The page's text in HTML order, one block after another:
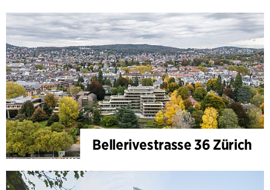
Bellerivestrasse 36 Zürich